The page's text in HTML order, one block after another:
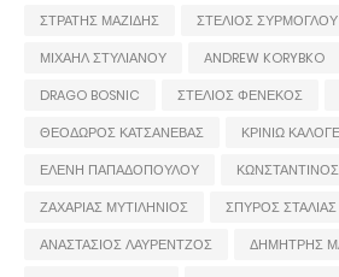
ΣΤΡΑΤΗΣ ΜΑΖΙΔΗΣ ΣΤΕΛΙΟΣ ΣΥΡΜΟΓΛΟΥ
ΜΙΧΑΗΛ ΣΤΥΛΙΑΝΟΥ
ANDREW KORYBKO
DRAGO BOSNIC
ΣΤΕΛΙΟΣ ΦΕΝΕΚΟΣ
ΘΕΟΔΩΡΟΣ ΚΑΤΣΑΝΕΒΑΣ
ΚΡΙΝΙΩ
ΕΛΕΝΗ ΠΑΠΑΔΟΠΟΥΛΟΥ
ΖΑΧΑΡΙΑΣ ΜΥΤΙΛΗΝΙΟΣ
ΣΠΥΡΟΣ ΣΤΑΛΙΑΣ
ΑΝΑΣΤΑΣΙΟΣ ΛΑΥΡΕΝΤΖΟΣ
ΔΗΜΗΤΡΗΣ